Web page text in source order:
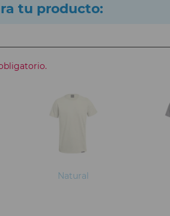
tu producto:
Natural